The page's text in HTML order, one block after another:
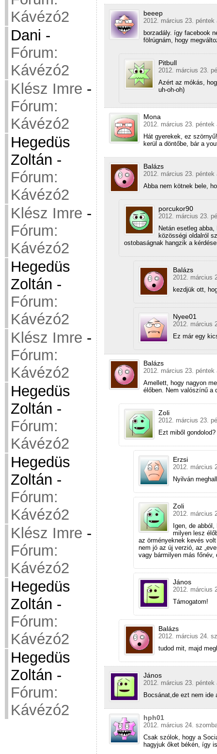
Kávézó2
Dani -
Fórum:
Kávézó2
Klész Imre -
Fórum:
Kávézó2
Hegedüs
Zoltán -
Fórum:
Kávézó2
Klész Imre -
Fórum:
Kávézó2
Hegedüs
Zoltán -
Fórum:
Kávézó2
Klész Imre -
Fórum:
Kávézó2
Hegedüs
Zoltán -
Fórum:
Kávézó2
Hegedüs
Zoltán -
Fórum:
Kávézó2
Klész Imre -
Fórum:
Kávézó2
Hegedüs
Zoltán -
Fórum:
Kávézó2
Hegedüs
Zoltán -
Fórum:
Kávézó2
beeep
2012. március 23. péntek
borzadály. így facebook
fölrúgnám, hogy
Pitbull
2012. március 23.
Azért az mókás,
uh-oh-oh)
Mona
2012. március 23. péntek
Hát gyerekek, ez
kerül a döntőbe, bár a
Balázs
2012. március 23. péntek
Abba nem kötnek bele,
porcukor90
2012. március 23.
Netán esetleg
közösségi oldalról
ostobaságnak hangzik a
Balázs
2012. március
kezdjük ott,
Nyee01
2012. március
Ez már egy
Balázs
2012. március 23. péntek
Amellett, hogy nagyon
élőben. Nem valószínű a
Zoli
2012. március 23.
Ezt miből gondolod?
Erzsi
2012. március
Nyilván
Zoli
2012. március
Igen, de
milyen lesz
az örményeknek kevés
nem jó az új verzió, az
vagy bármilyen más
János
2012. március
Támogatom!
Balázs
2012. március 24.
tudod mit, majd
János
2012. március 23. péntek
Bocsánat,de ezt nem
hph01
2012. március 24.
Csak szólok, hogy a
hagyjuk őket békén, így